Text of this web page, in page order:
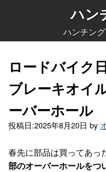
ハン
ハンチン
ロードバイク
ブレーキオイ
ーバーホール
投稿日:2025年8月20日 by
春先に部品は買ってあっ
部のオーバーホールをつ